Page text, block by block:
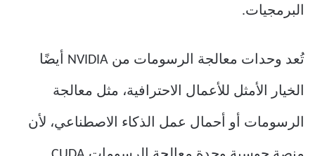
البرمجيات.
تُعد وحدات معالجة الرسومات من NVIDIA أيضًا
الخيار الأمثل للأعمال الاحترافية، مثل معالجة
الرسومات أو أحمال عمل الذكاء الاصطناعي، لأن